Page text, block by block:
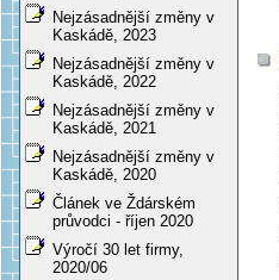
Nejzásadnější změny v
Kaskádě, 2023
Nejzásadnější změny v
Kaskádě, 2022
Nejzásadnější změny v
Kaskádě, 2021
Nejzásadnější změny v
Kaskádě, 2020
Článek ve Ždárském
průvodci - říjen 2020
Výročí 30 let firmy,
2020/06